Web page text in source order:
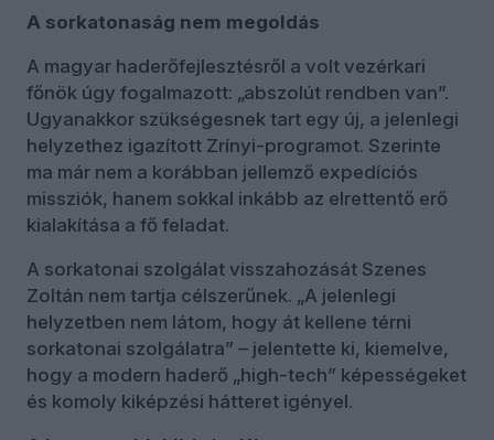
A sorkatonaság nem megoldás
A magyar haderőfejlesztésről a volt vezérkari
főnök úgy fogalmazott: „abszolút rendben van”.
Ugyanakkor szükségesnek tart egy új, a jelenlegi
helyzethez igazított Zrínyi-programot. Szerinte
ma már nem a korábban jellemző expedíciós
missziók, hanem sokkal inkább az elrettentő erő
kialakítása a fő feladat.
A sorkatonai szolgálat visszahozását Szenes
Zoltán nem tartja célszerűnek. „A jelenlegi
helyzetben nem látom, hogy át kellene térni
sorkatonai szolgálatra” – jelentette ki, kiemelve,
hogy a modern haderő „high-tech” képességeket
és komoly kiképzési hátteret igényel.